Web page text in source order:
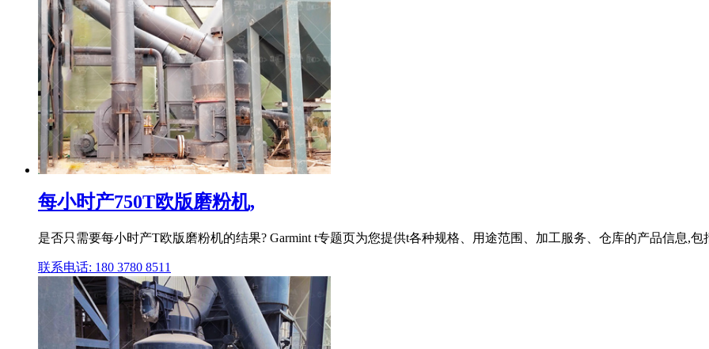
每小时产750T欧版磨粉机,
是否只需要每小时产T欧版磨粉机的结果? Garmint t专题页为您提供t各种规格、用途范围、加工服务、仓库的产品信息,
联系电话: 180 3780 8511